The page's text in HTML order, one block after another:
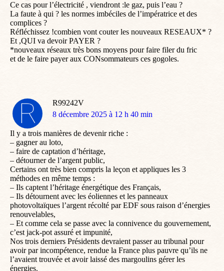
Ce cas pour l’électricité , viendront :le gaz, puis l’eau ?
La faute à qui ? les normes imbéciles de l’impératrice et des
complices ?
Réfléchissez !combien vont couter les nouveaux RESEAUX* ?
Et ,QUI va devoir PAYER ?
*nouveaux réseaux très bons moyens pour faire filer du fric
et de le faire payer aux CONsommateurs ces gogoles.
R99242V
dit
8 décembre 2025 à 12 h 40 min
Il y a trois manières de devenir riche :
– gagner au loto,
– faire de captation d’héritage,
– détourner de l’argent public,
Certains ont très bien compris la leçon et appliques les 3
méthodes en même temps :
– Ils captent l’héritage énergétique des Français,
– Ils détournent avec les éoliennes et les panneaux
photovoltaïques l’argent récolté par EDF sous raison d’énergies
renouvelables,
– Et comme cela se passe avec la connivence du gouvernement,
c’est jack-pot assuré et impunité,
Nos trois derniers Présidents devraient passer au tribunal pour
avoir par incompétence, rendue la France plus pauvre qu’ils ne
l’avaient trouvée et avoir laissé des margoulins gérer les
énergies.